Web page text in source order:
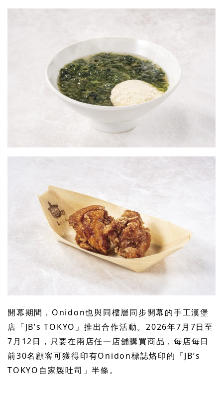
開幕期間，Onidon也與同樓層同步開幕的手工漢堡
店「JB’s TOKYO」推出合作活動。2026年7月7日至
7月12日，只要在兩店任一店舖購買商品，每店每日
前30名顧客可獲得印有Onidon標誌烙印的「JB’s
TOKYO自家製吐司」半條。